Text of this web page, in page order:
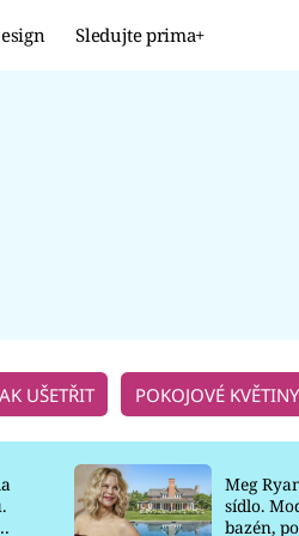
Sledujte prima+
UŠETŘIT POKOJOVÉ KVĚTINY
Meg
sídlo.
bazén,